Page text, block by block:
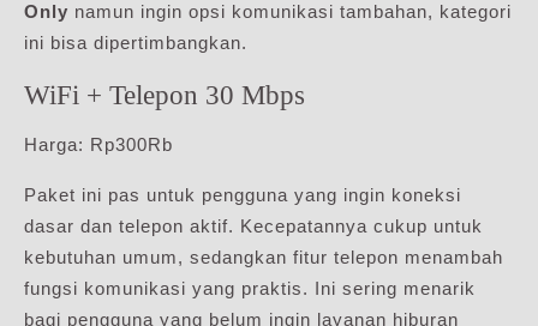
Only namun ingin opsi komunikasi tambahan, kategori
ini bisa dipertimbangkan.
WiFi + Telepon 30 Mbps
Harga: Rp300Rb
Paket ini pas untuk pengguna yang ingin koneksi
dasar dan telepon aktif. Kecepatannya cukup untuk
kebutuhan umum, sedangkan fitur telepon menambah
fungsi komunikasi yang praktis. Ini sering menarik
bagi pengguna yang belum ingin layanan hiburan